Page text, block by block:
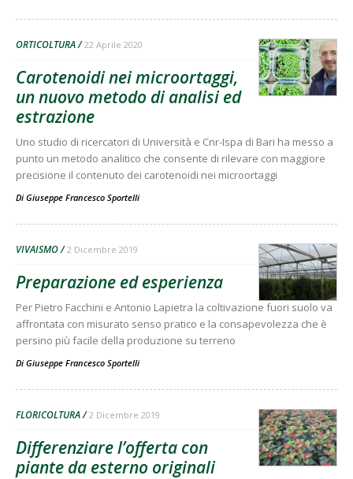
ORTICOLTURA 22 Aprile 2020
Carotenoidi nei microortaggi,
un nuovo metodo di analisi ed
estrazione
Uno studio di ricercatori di Università e Cnr-Ispa di Bari ha messo a
punto un metodo analitico che consente di rilevare con maggiore
precisione il contenuto dei carotenoidi nei microortaggi
Di Giuseppe Francesco Sportelli
VIVAISMO 2 Dicembre 2019
Preparazione ed esperienza
Per Pietro Facchini e Antonio Lapietra la coltivazione fuori suolo va
affrontata con misurato senso pratico e la consapevolezza che è
persino più facile della produzione su terreno
Di Giuseppe Francesco Sportelli
FLORICOLTURA 2 Dicembre 2019
Differenziare l’offerta con
piante da esterno originali